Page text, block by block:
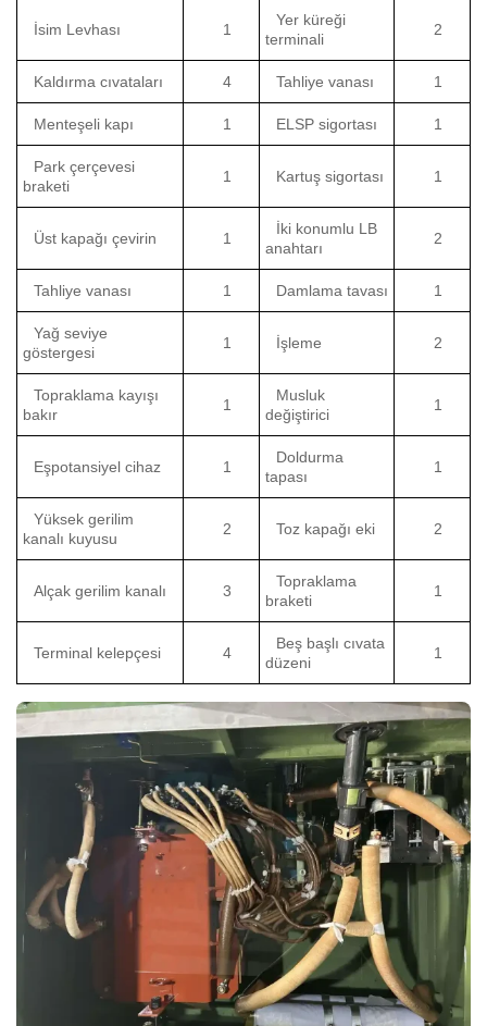
İsim Levhası 1
Yer küreği
terminali
2
Kaldırma cıvataları 4 Tahliye vanası 1
Menteşeli kapı 1 ELSP sigortası 1
Park çerçevesi
braketi
1 Kartuş sigortası 1
Üst kapağı çevirin 1
İki konumlu LB
anahtarı
2
Tahliye vanası 1 Damlama tavası 1
Yağ seviye
göstergesi
1 İşleme 2
Topraklama kayışı
bakır
1
Musluk
değiştirici
1
Eşpotansiyel cihaz 1
Doldurma
tapası
1
Yüksek gerilim
kanalı kuyusu
2 Toz kapağı eki 2
Alçak gerilim kanalı 3
Topraklama
braketi
1
Terminal kelepçesi 4
Beş başlı cıvata
düzeni
1